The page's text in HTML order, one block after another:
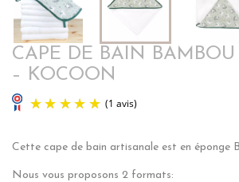
CAPE DE BAIN
– KOCOON
Cette cape de bain artisanale est en éponge
Nous vous proposons 2 formats: